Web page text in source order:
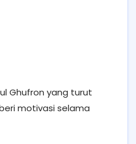
Ghufron yang turut
motivasi selama